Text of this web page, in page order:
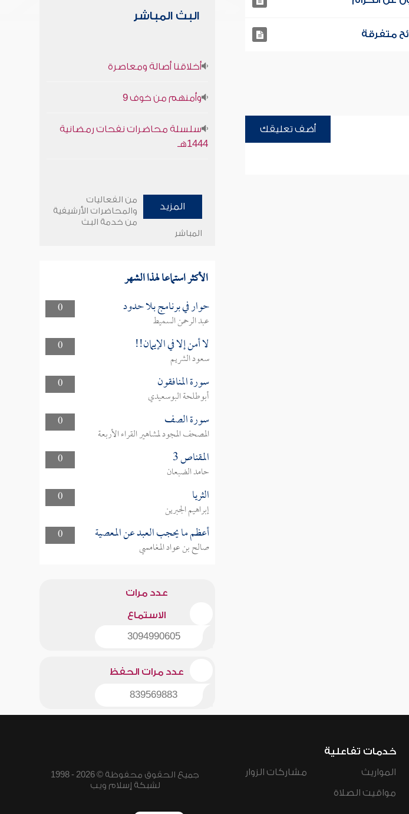
أضف تعليقك
البث المباشر
أخلاقنا أصالة ومعاصرة
وأمنهم من خوف 9
سلسلة محاضرات نفحات رمضانية
1444هـ
المزيد
من الفعاليات
والمحاضرات الأرشيفية
من خدمة البث
المباشر
الأكثر استماعا لهذا الشهر
0 حوار في برنامج بلا حدود
عبد الرحمن السميط
0
لا أمن إلا في الإيمان!!
سعود الشريم
0
سورة المنافقون
أبوطلحة البوسعيدي
0
سورة الصف
المصحف المجود لمشاهير القراء الأربعة
0
المقناص 3
حامد الضبعان
0
الثريا
إبراهيم الجبرين
0
أعظم ما يحجب العبد عن المعصية
صالح بن عواد المغامسي
عدد مرات
الاستماع
3094990605
عدد مرات الحفظ
839569883
خدمات تفاعلية
المواريث
مواقيت الصلاة
مشاركات الزوار
جميع الحقوق محفوظة © 2026 - 1998
لشبكة إسلام ويب